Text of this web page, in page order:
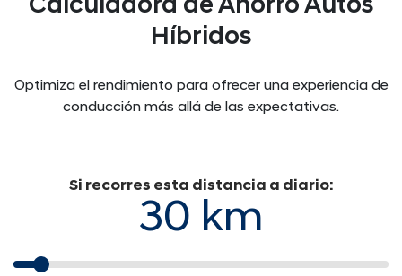
Calculadora de Ahorro Autos
Híbridos
Optimiza el rendimiento para ofrecer una experiencia de
conducción más allá de las expectativas.
Si recorres esta distancia a diario:
30 km